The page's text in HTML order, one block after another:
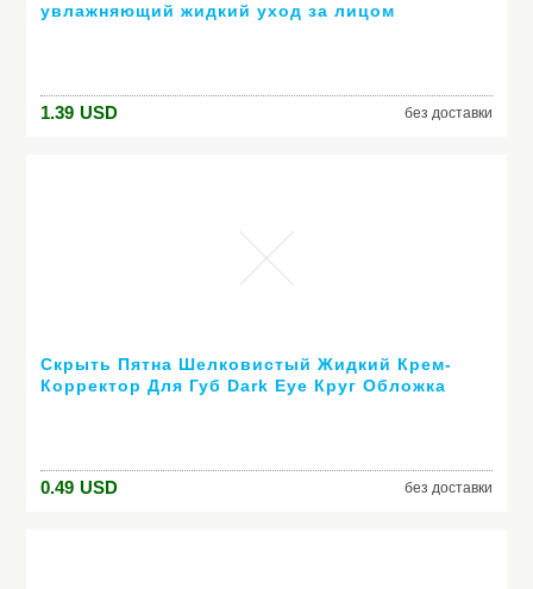
увлажняющий жидкий уход за лицом
1.39 USD без доставки
Скрыть Пятна Шелковистый Жидкий Крем-
Корректор Для Губ Dark Eye Круг Обложка
0.49 USD без доставки